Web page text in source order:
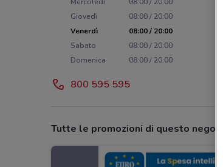
Giovedì
08:00 / 20:00
Venerdì
08:00 / 20:00
Sabato
08:00 / 20:00
Domenica
08:00 / 20:00
800 595 595
Tutte le promozioni di questo negozio